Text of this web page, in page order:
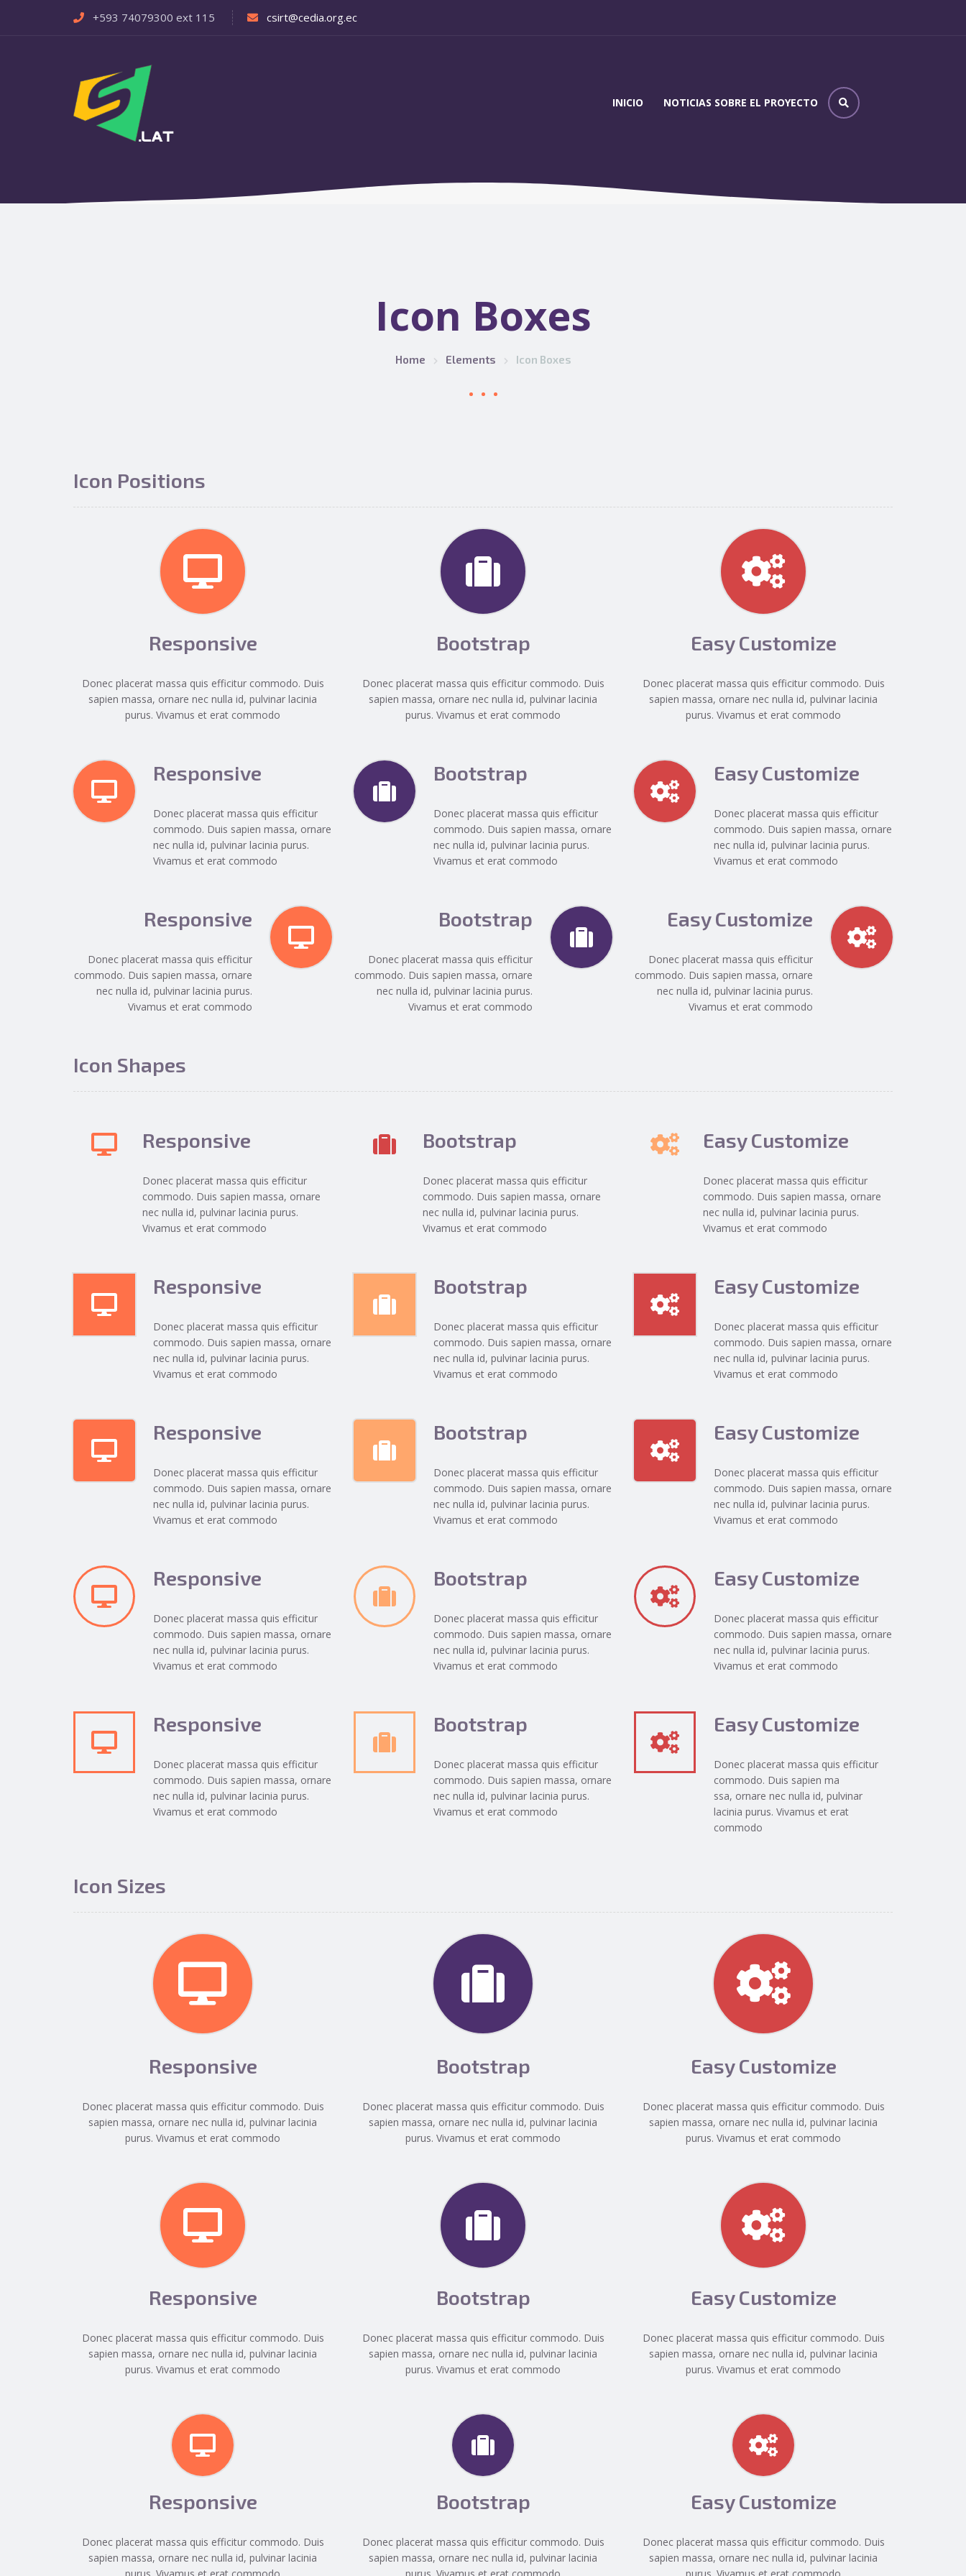
+593 74079300 ext 115 csirt@cedia.org.ec
INICIO NOTICIAS SOBRE EL PROYECTO
Icon Boxes
Home Elements Icon Boxes
Icon Positions
Responsive
Donec placerat massa quis efficitur commodo. Duis
sapien massa, ornare nec nulla id, pulvinar lacinia
purus. Vivamus et erat commodo
Bootstrap
Donec placerat massa quis efficitur commodo. Duis
sapien massa, ornare nec nulla id, pulvinar lacinia
purus. Vivamus et erat commodo
Easy Customize
Donec placerat massa quis efficitur commodo. Duis
sapien massa, ornare nec nulla id, pulvinar lacinia
purus. Vivamus et erat commodo
Responsive
Donec placerat massa quis efficitur
commodo. Duis sapien massa, ornare
nec nulla id, pulvinar lacinia purus.
Vivamus et erat commodo
Bootstrap
Donec placerat massa quis efficitur
commodo. Duis sapien massa, ornare
nec nulla id, pulvinar lacinia purus.
Vivamus et erat commodo
Easy Customize
Donec placerat massa quis efficitur
commodo. Duis sapien massa, ornare
nec nulla id, pulvinar lacinia purus.
Vivamus et erat commodo
Responsive
Donec placerat massa quis efficitur
commodo. Duis sapien massa, ornare
nec nulla id, pulvinar lacinia purus.
Vivamus et erat commodo
Bootstrap
Donec placerat massa quis efficitur
commodo. Duis sapien massa, ornare
nec nulla id, pulvinar lacinia purus.
Vivamus et erat commodo
Easy Customize
Donec placerat massa quis efficitur
commodo. Duis sapien massa, ornare
nec nulla id, pulvinar lacinia purus.
Vivamus et erat commodo
Icon Shapes
Responsive
Donec placerat massa quis efficitur
commodo. Duis sapien massa, ornare
nec nulla id, pulvinar lacinia purus.
Vivamus et erat commodo
Bootstrap
Donec placerat massa quis efficitur
commodo. Duis sapien massa, ornare
nec nulla id, pulvinar lacinia purus.
Vivamus et erat commodo
Easy Customize
Donec placerat massa quis efficitur
commodo. Duis sapien massa, ornare
nec nulla id, pulvinar lacinia purus.
Vivamus et erat commodo
Responsive
Donec placerat massa quis efficitur
commodo. Duis sapien massa, ornare
nec nulla id, pulvinar lacinia purus.
Vivamus et erat commodo
Bootstrap
Donec placerat massa quis efficitur
commodo. Duis sapien massa, ornare
nec nulla id, pulvinar lacinia purus.
Vivamus et erat commodo
Easy Customize
Donec placerat massa quis efficitur
commodo. Duis sapien massa, ornare
nec nulla id, pulvinar lacinia purus.
Vivamus et erat commodo
Responsive
Donec placerat massa quis efficitur
commodo. Duis sapien massa, ornare
nec nulla id, pulvinar lacinia purus.
Vivamus et erat commodo
Bootstrap
Donec placerat massa quis efficitur
commodo. Duis sapien massa, ornare
nec nulla id, pulvinar lacinia purus.
Vivamus et erat commodo
Easy Customize
Donec placerat massa quis efficitur
commodo. Duis sapien massa, ornare
nec nulla id, pulvinar lacinia purus.
Vivamus et erat commodo
Responsive
Donec placerat massa quis efficitur
commodo. Duis sapien massa, ornare
nec nulla id, pulvinar lacinia purus.
Vivamus et erat commodo
Bootstrap
Donec placerat massa quis efficitur
commodo. Duis sapien massa, ornare
nec nulla id, pulvinar lacinia purus.
Vivamus et erat commodo
Easy Customize
Donec placerat massa quis efficitur
commodo. Duis sapien massa, ornare
nec nulla id, pulvinar lacinia purus.
Vivamus et erat commodo
Responsive
Donec placerat massa quis efficitur
commodo. Duis sapien massa, ornare
nec nulla id, pulvinar lacinia purus.
Vivamus et erat commodo
Bootstrap
Donec placerat massa quis efficitur
commodo. Duis sapien massa, ornare
nec nulla id, pulvinar lacinia purus.
Vivamus et erat commodo
Easy Customize
Donec placerat massa quis efficitur
commodo. Duis sapien ma
ssa, ornare nec nulla id, pulvinar
lacinia purus. Vivamus et erat
commodo
Icon Sizes
Responsive
Donec placerat massa quis efficitur commodo. Duis
sapien massa, ornare nec nulla id, pulvinar lacinia
purus. Vivamus et erat commodo
Bootstrap
Donec placerat massa quis efficitur commodo. Duis
sapien massa, ornare nec nulla id, pulvinar lacinia
purus. Vivamus et erat commodo
Easy Customize
Donec placerat massa quis efficitur commodo. Duis
sapien massa, ornare nec nulla id, pulvinar lacinia
purus. Vivamus et erat commodo
Responsive
Donec placerat massa quis efficitur commodo. Duis
sapien massa, ornare nec nulla id, pulvinar lacinia
purus. Vivamus et erat commodo
Bootstrap
Donec placerat massa quis efficitur commodo. Duis
sapien massa, ornare nec nulla id, pulvinar lacinia
purus. Vivamus et erat commodo
Easy Customize
Donec placerat massa quis efficitur commodo. Duis
sapien massa, ornare nec nulla id, pulvinar lacinia
purus. Vivamus et erat commodo
Responsive
Donec placerat massa quis efficitur commodo. Duis
sapien massa, ornare nec nulla id, pulvinar lacinia
Bootstrap
Donec placerat massa quis efficitur commodo. Duis
sapien massa, ornare nec nulla id, pulvinar lacinia
Easy Customize
Donec placerat massa quis efficitur commodo. Duis
sapien massa, ornare nec nulla id, pulvinar lacinia